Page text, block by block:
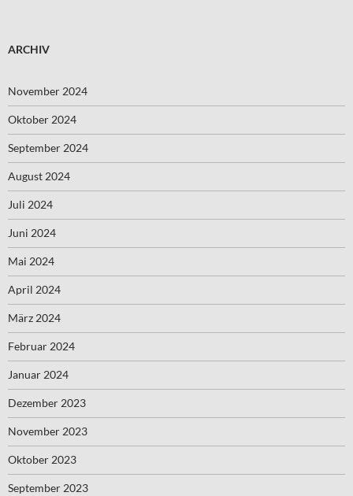
ARCHIV
November 2024
Oktober 2024
September 2024
August 2024
Juli 2024
Juni 2024
Mai 2024
April 2024
März 2024
Februar 2024
Januar 2024
Dezember 2023
November 2023
Oktober 2023
September 2023